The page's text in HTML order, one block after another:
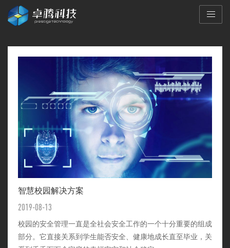
智慧校园解决方案
2019-08-13
校园的安全管理一直是全社会安全工作的一个十分重要的组成
部分。它直接关系到学生能否安全、健康地成长直至毕业，关